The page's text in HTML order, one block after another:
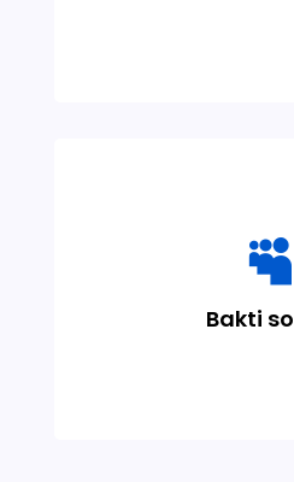

Bakti
Kegiatan santri
empati dan
membantu